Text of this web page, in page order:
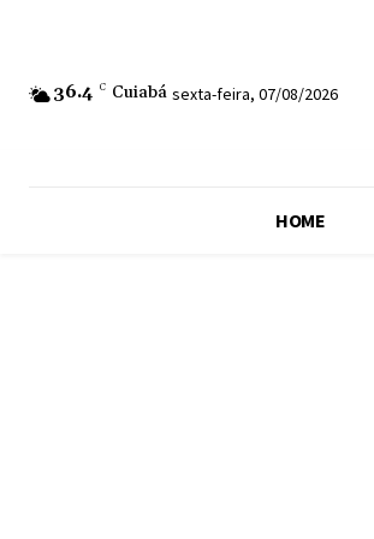
36.4 C Cuiabá sexta-feira, 07/08/2026
HOME